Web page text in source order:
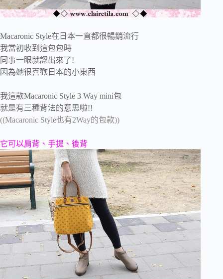
Macaronic Style在日本一直都很暢銷流行
我當初收到這包包時
同事一眼就認出來了!
因為她很喜歡日本的小東西
我這款Macaronic Style 3 Way mini包
就是有三種背法的意思啦!!
((Macaronic Style也有2Way的包款))
它可以肩背、手提、後背